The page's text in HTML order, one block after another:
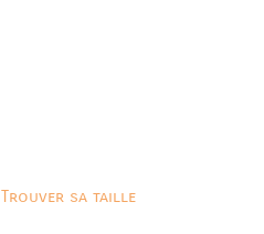
Trouver sa taille